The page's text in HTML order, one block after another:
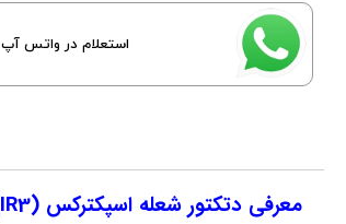
استعلام در واتس آپ
معرفی دتکتور شعله اسپکترکس 40/40I (IR3)